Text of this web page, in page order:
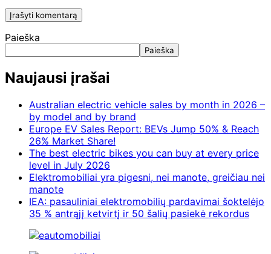
Paieška
Paieška
Naujausi įrašai
Australian electric vehicle sales by month in 2026 –
by model and by brand
Europe EV Sales Report: BEVs Jump 50% & Reach
26% Market Share!
The best electric bikes you can buy at every price
level in July 2026
Elektromobiliai yra pigesni, nei manote, greičiau nei
manote
IEA: pasauliniai elektromobilių pardavimai šoktelėjo
35 % antrąjį ketvirtį ir 50 šalių pasiekė rekordus